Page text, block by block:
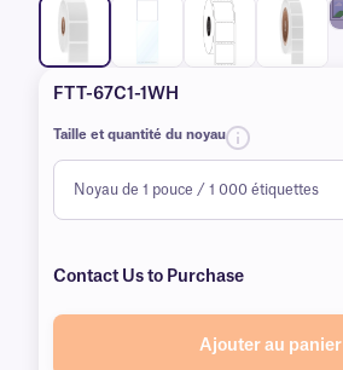
FTT-67C1-1WH
Taille et quantité du noyau
Contact Us to Purchase
Ajouter au panier